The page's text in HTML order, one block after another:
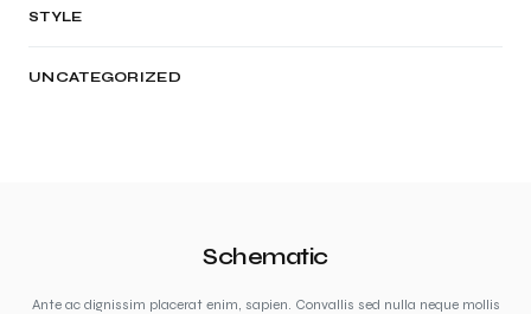
STYLE
UNCATEGORIZED
Schematic
Ante ac dignissim placerat enim, sapien. Convallis sed nulla neque mollis